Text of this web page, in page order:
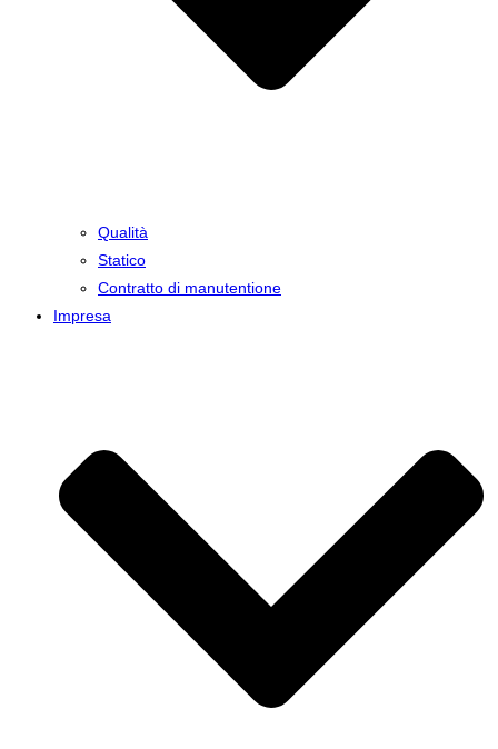
Qualità
Statico
Contratto di manutentione
Impresa